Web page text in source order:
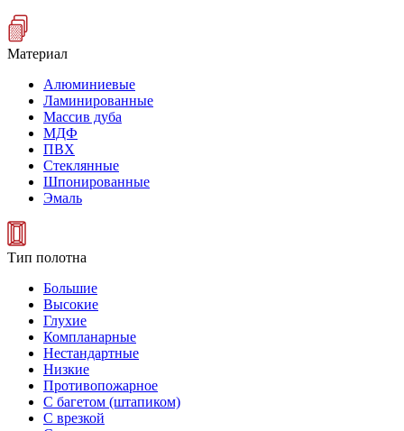
Материал
Алюминиевые
Ламинированные
Массив дуба
МДФ
ПВХ
Стеклянные
Шпонированные
Эмаль
Тип полотна
Большие
Высокие
Глухие
Компланарные
Нестандартные
Низкие
Противопожарное
С багетом (штапиком)
С врезкой